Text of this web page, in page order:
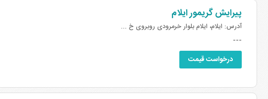
پیرایش گریمور ایلام
آدرس: ایلام، ایلام بلوار خرمرودی روبروی خ ...
---
درخواست قیمت